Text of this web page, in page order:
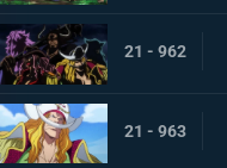
21 - 962
21 - 963